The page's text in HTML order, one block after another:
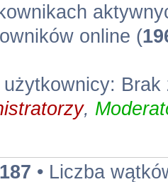
online (
,
187 • Liczba